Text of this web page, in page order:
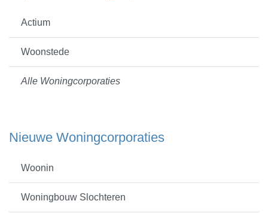
Actium
Woonstede
Alle Woningcorporaties
Nieuwe Woningcorporaties
Woonin
Woningbouw Slochteren